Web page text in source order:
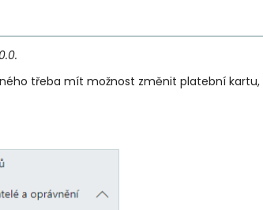
třeba mít možnost změnit platební